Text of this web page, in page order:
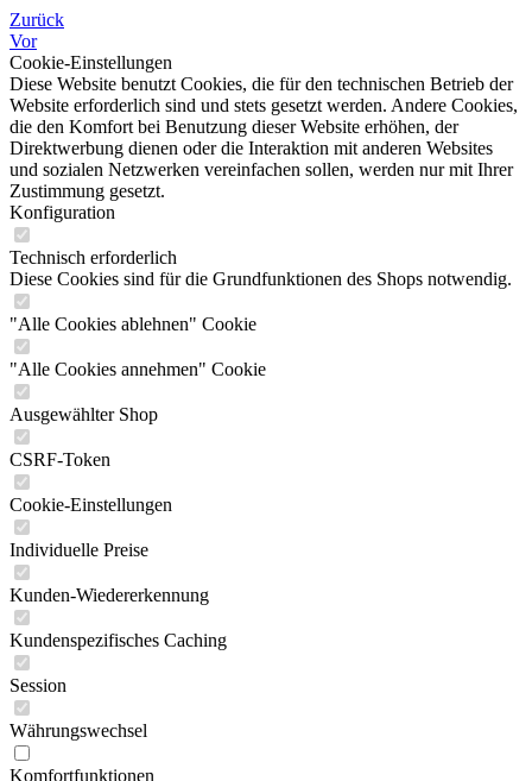
Zurück
Vor
Cookie-Einstellungen
Diese Website benutzt Cookies, die für den technischen Betrieb der
Website erforderlich sind und stets gesetzt werden. Andere Cookies,
die den Komfort bei Benutzung dieser Website erhöhen, der
Direktwerbung dienen oder die Interaktion mit anderen Websites
und sozialen Netzwerken vereinfachen sollen, werden nur mit Ihrer
Zustimmung gesetzt.
Konfiguration
Technisch erforderlich
Diese Cookies sind für die Grundfunktionen des Shops notwendig.
"Alle Cookies ablehnen" Cookie
"Alle Cookies annehmen" Cookie
Ausgewählter Shop
CSRF-Token
Cookie-Einstellungen
Individuelle Preise
Kunden-Wiedererkennung
Kundenspezifisches Caching
Session
Währungswechsel
Komfortfunktionen